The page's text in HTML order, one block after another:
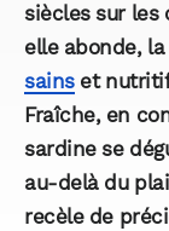
siècles sur les
elle abonde,
sainset
Fraîche, en
sardine se
au-delà du
recèle de